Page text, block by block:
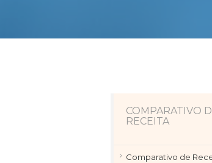
COMPARATIVO
RECEITA
Comparativo de